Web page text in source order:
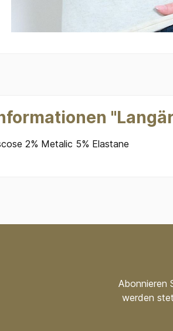
2% Metalic 5% Elastane
Abonnieren
werden